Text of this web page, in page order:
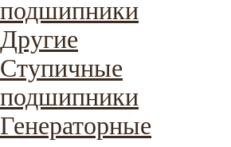
подшипники
Другие
Ступичные
подшипники
Генераторные